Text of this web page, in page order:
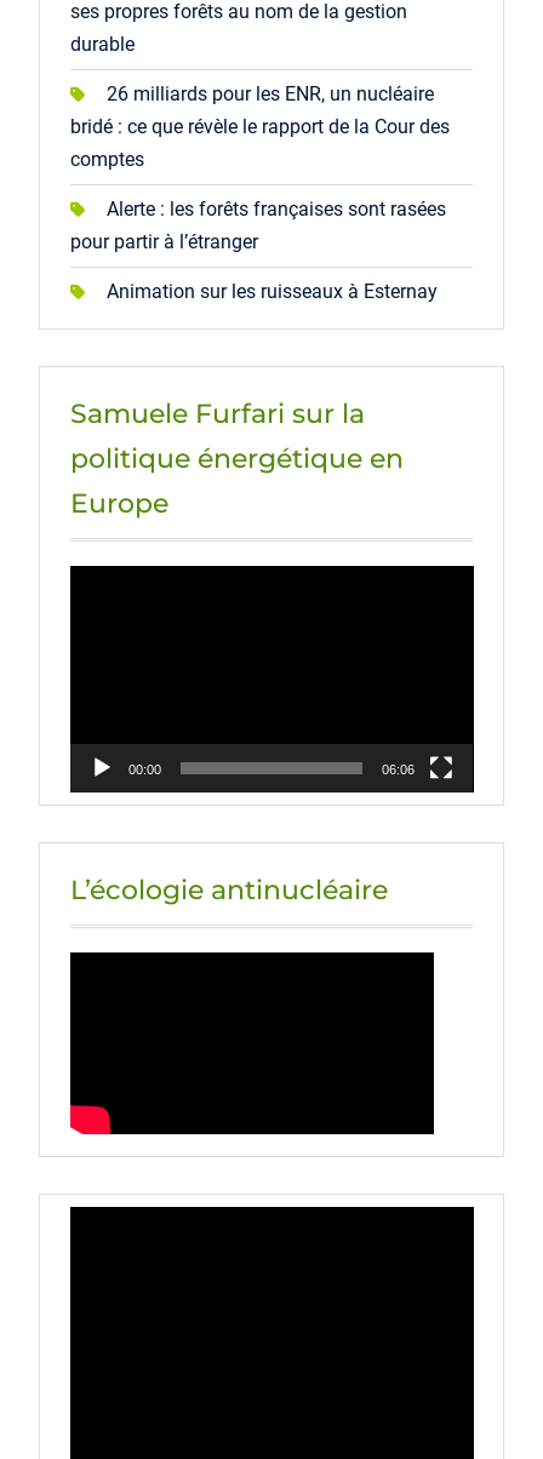
ses propres forêts au nom de la gestion
durable
26 milliards pour les ENR, un nucléaire
bridé : ce que révèle le rapport de la Cour des
comptes
Alerte : les forêts françaises sont rasées
pour partir à l’étranger
Animation sur les ruisseaux à Esternay
Samuele Furfari sur la
politique énergétique en
Europe
00:00 06:06
L’écologie antinucléaire